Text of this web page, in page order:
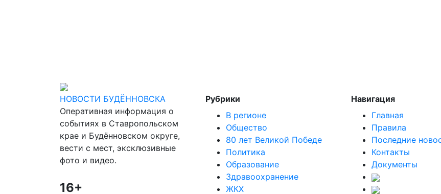
НОВОСТИ БУДЁННОВСКА
Оперативная информация о
событиях в Ставропольском
крае и Будённовском округе,
вести с мест, эксклюзивные
фото и видео.
16+
Рубрики
В регионе
Общество
80 лет Великой Победе
Политика
Образование
Здравоохранение
ЖКХ
Навигация
Главная
Правила
Последние
Контакты
Документы